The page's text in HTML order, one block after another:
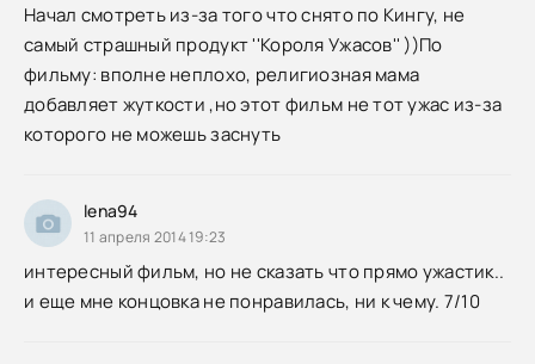
Начал смотреть из-за того что снято по Кингу, не
самый страшный продукт ''Короля Ужасов'' ))По
фильму: вполне неплохо, религиозная мама
добавляет жуткости ,но этот фильм не тот ужас из-за
которого не можешь заснуть
lena94
11 апреля 2014 19:23
интересный фильм, но не сказать что прямо ужастик..
и еще мне концовка не понравилась, ни к чему. 7/10